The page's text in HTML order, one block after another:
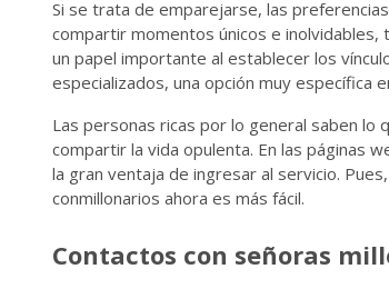
Si se trata de emparejarse, las
compartir momentos únicos e
un papel importante al establecer los
especializados, una opción muy específica
Las personas ricas por lo general saben
compartir la vida opulenta. En las páginas
la gran ventaja de ingresar al servicio.
conmillonarios ahora es más fácil.
Contactos con señoras